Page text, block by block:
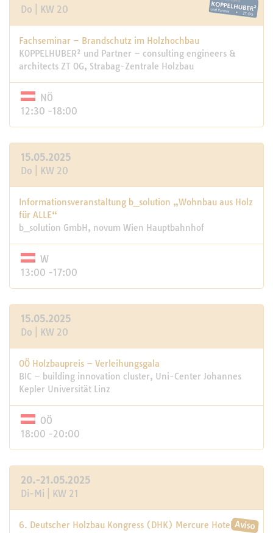
Do | KW 20
Fachseminar – Brandschutz im Holzhochbau
KOPPELHUBER² und Partner – consulting engineers &
architects ZT OG, Strabag-Zentrale Holzbau
NÖ
12:30 -18:00
15.05.2025
Do | KW 20
Informationsveranstaltung b_solution „Wohnbau aus Holz
für ALLE“
b_solution GmbH, novum Wien Hauptbahnhof
W
13:00 -17:00
15.05.2025
Do | KW 20
OÖ Holzbaupreis – Verleihungsgala
BIC – building innovation cluster, Uni-Center Johannes
Kepler Universität Linz
OÖ
18:00 -20:00
20.-21.05.2025
Di-Mi | KW 21
6. Deutscher Holzbau Kongress (DHK) Mercure Hotel MOA